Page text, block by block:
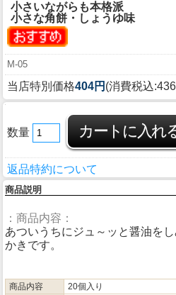
小さいながらも本格派
小さな角餅・しょうゆ味
M-05
当店特別価格404円 (消費税込
数量
返品特約について
商品説明
：商品内容：
あついうちにジュ～ッと醤油を
かきです。
商品内容
20個入り